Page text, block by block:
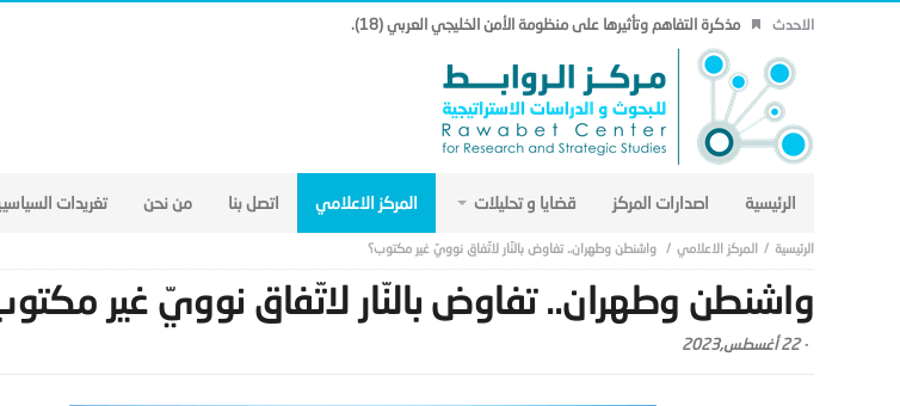
الاحدث مذكرة التفاهم وتأثيرها على منظومة الأمن الخليجي العربي (18).
الرئيسية اصدارات المركز قضايا و تحليلات المركز الاعلامي اتصل بنا من نحن تغريدات
المركز الاعلامي واشنطن وطهران.. تفاوض بالنّار لاتّفاق نوويّ غير مكتوب؟
واشنطن وطهران.. تفاوض بالنّار لاتّفاق نوويّ غير
-22 أغسطس,2023